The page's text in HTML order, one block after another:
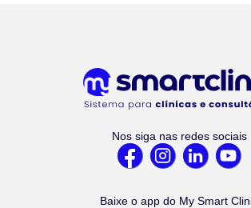
Nos siga nas redes sociais
Baixe o app do My Smart